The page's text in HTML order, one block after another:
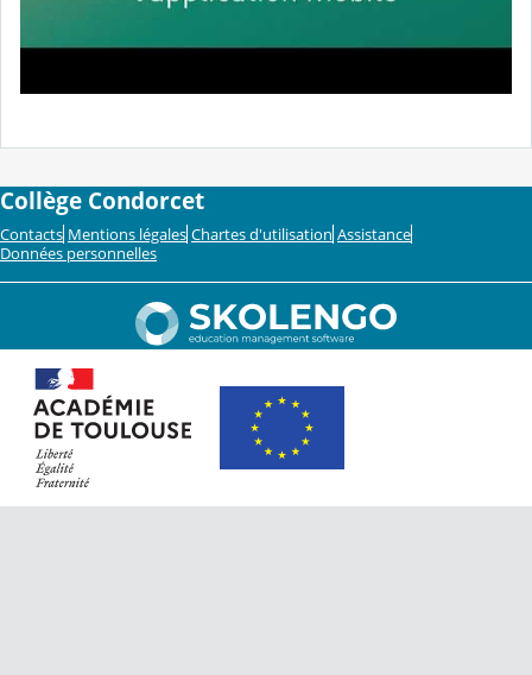
Collège Condorcet
Contacts Mentions légales Chartes d'utilisation Assistance
Données personnelles